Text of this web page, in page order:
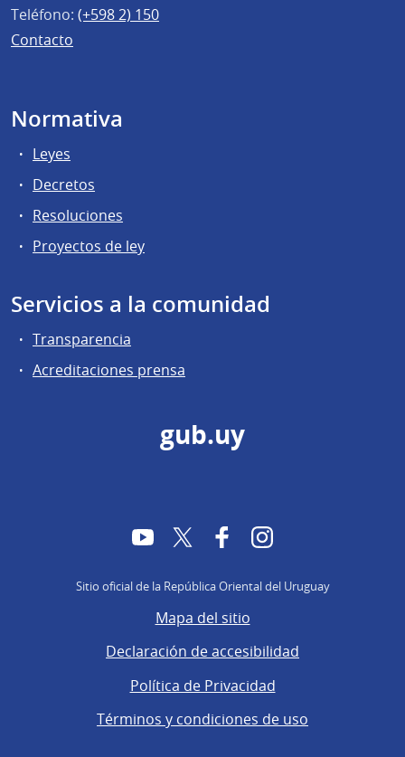
Teléfono: (+598 2) 150
Contacto
Normativa
Leyes
Decretos
Resoluciones
Proyectos de ley
Servicios a la comunidad
Transparencia
Acreditaciones prensa
gub.uy
YouTubeTwitter FacebookInstagram
Sitio oficial de la República Oriental del Uruguay
Mapa del sitio
Declaración de accesibilidad
Política de Privacidad
Términos y condiciones de uso